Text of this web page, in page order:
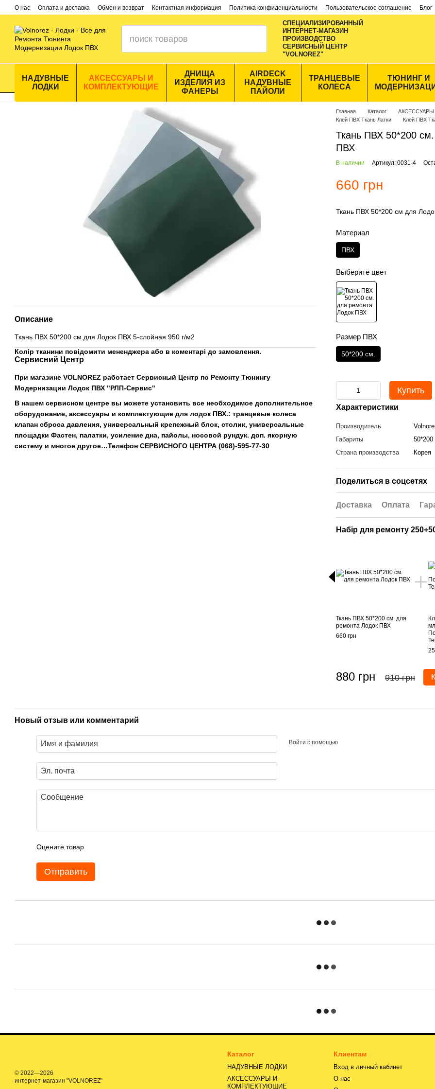
Перейти к основному контенту
О нас Оплата и доставка Обмен и возврат Контактная информация Политика конфиденциальности Пользовательское соглашение Блог
СПЕЦИАЛИЗИРОВАННЫЙ
ИНТЕРНЕТ-МАГАЗИН
ПРОИЗВОДСТВО
CЕРВИСНЫЙ ЦЕНТР
"VOLNOREZ"
НАДУВНЫЕ
ЛОДКИ
АКСЕССУАРЫ И
КОМПЛЕКТУЮЩИЕ
ДНИЩА
ИЗДЕЛИЯ ИЗ
ФАНЕРЫ
AIRDECK
НАДУВНЫЕ
ПАЙОЛИ
ТРАНЦЕВЫЕ
КОЛЕСА
ТЮНИНГ И
Описание
Ткань ПВХ 50*200 см для Лодок ПВХ 5-слойная 950 г/м2
Колір тканини повідомити мененджера або в коментарі до замовлення.
Сервисний Центр
При магазине VOLNOREZ работает Сервисный Центр по Ремонту Тюнингу
Модернизации Лодок ПВХ "РЛП-Сервис"
В нашем сервисном центре вы можете установить все необходимое дополнительное
оборудование, аксессуары и комплектующие для лодок ПВХ.: транцевые колеса
клапан сброса давления, универсальный крепежный блок, столик, универсальные
площадки Фастен, палатки, усиление дна, пайолы, носовой рундук. доп. якорную
систему и многое другое…Телефон CЕРВИСНОГО ЦЕНТРА (068)-595-77-30
Главная Каталог
Клей ПВХ Ткань Латки
Клей ПВХ
Ткань ПВХ 50*200
ПВХ
В наличии Артикул: 0031-4
660 грн
Ткань ПВХ 50*200 см для
Материал
ПВХ
Выберите цвет
Размер ПВХ
50*200 см.
Купить
Характеристики
Производитель
Габариты
50*200
Страна производства
Корея
Поделиться в соцсетях
Доставка Оплата
Набір для ремонту
Ткань ПВХ 50*200 см. для
ремонта Лодок ПВХ
660 грн
880 грн 910 грн
Новый отзыв или комментарий
Войти с помощью
Оцените товар
Отправить
© 2022—2026
интернет-магазин "VOLNOREZ"
Каталог
НАДУВНЫЕ ЛОДКИ
АКСЕССУАРЫ И
КОМПЛЕКТУЮЩИЕ
Клиентам
Вход в личный кабинет
О нас